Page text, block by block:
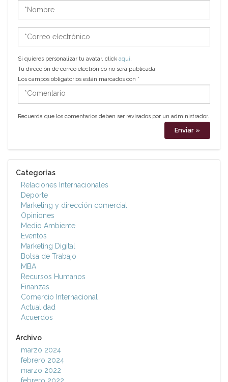
*Nombre
*Correo
electrónico
Si quieres personalizar tu avatar, click aquí.
Tu dirección de correo electrónico no será publicada.
Los campos obligatorios están marcados con *
*Comentario
Recuerda que los comentarios deben ser revisados por un administrador.
Categorías
Relaciones Internacionales
Deporte
Marketing y dirección comercial
Opiniones
Medio Ambiente
Eventos
Marketing Digital
Bolsa de Trabajo
MBA
Recursos Humanos
Finanzas
Comercio Internacional
Actualidad
Acuerdos
Archivo
marzo 2024
febrero 2024
marzo 2022